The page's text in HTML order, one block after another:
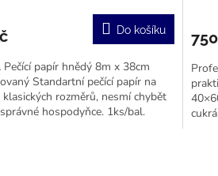
Do košíku
papír hnědý 8m x 38cm
Standartní pečící papír na
rozměrů, nesmí chybět
hospodyňce. 1ks/bal.